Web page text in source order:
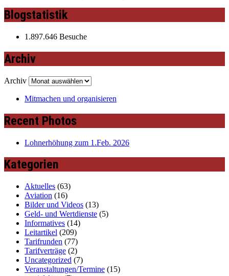
Blogstatistik
1.897.646 Besuche
Archiv
Archiv
Mitmachen und organisieren
Recent Photos
Lohnerhöhung zum 1.Feb. 2026
Kategorien
Aktuelles (63)
Aviation (16)
Bilder und Videos (13)
Geld- und Wertdienste (5)
Informatives (14)
Leitartikel (209)
Tarifrunden (77)
Tarifverträge (2)
Uncategorized (7)
Veranstaltungen/Termine (15)